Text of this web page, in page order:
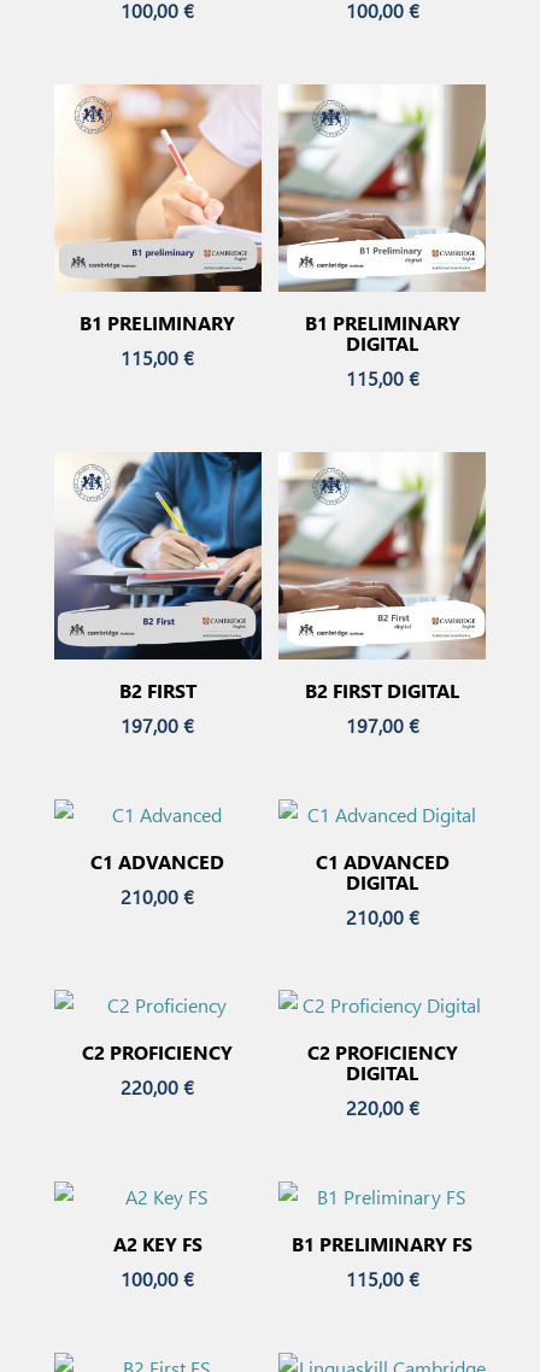
100,00€
100,00€
B1 PRELIMINARY
115,00€
B1 PRELIMINARY
DIGITAL
115,00€
B2 FIRST
197,00€
B2 FIRST DIGITAL
197,00€
C1 ADVANCED
210,00€
C1 ADVANCED
DIGITAL
210,00€
C2 PROFICIENCY
220,00€
C2 PROFICIENCY
DIGITAL
220,00€
A2 KEY FS
100,00€
B1 PRELIMINARY FS
115,00€